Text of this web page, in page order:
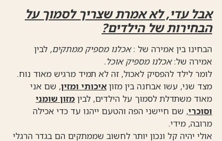
אבל עדי, לא אמרת שצריך לסמוך על
הבחירות של הילדים?
הבחינו בין אמירה של :אכלנו מספיק ממתקים, לבין
אמירה של:אכלנו מספיק אוכל.
לומר לילד להפסיק לאכול, זה לא תמיד מרגיש מאוד נוח.
מצד שני, עשו אבחנה בין מזון איכותי ומזין, שם אני
מאוד משתדלת לסמוך על הילדים, לבין מזון שומני
וסוכרי, שם חיישני הפה והטעם ייהנו עד כדי אכילה
מרובה, מידי.
אולי יהיה קל ונכון יותר לחשוב שממתקים הם בגדר הרגלי